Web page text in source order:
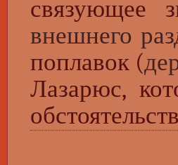
связующее
внешнего
поплавок (
Лазарюс,